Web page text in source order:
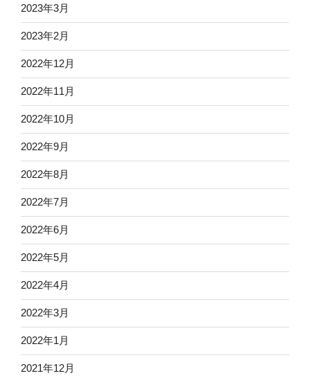
2023年3月
2023年2月
2022年12月
2022年11月
2022年10月
2022年9月
2022年8月
2022年7月
2022年6月
2022年5月
2022年4月
2022年3月
2022年1月
2021年12月